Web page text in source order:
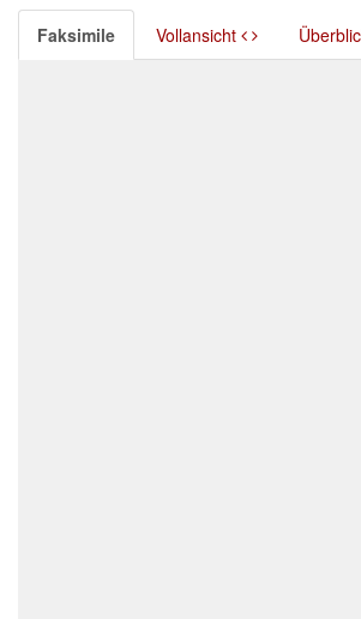
Faksimile Vollansicht